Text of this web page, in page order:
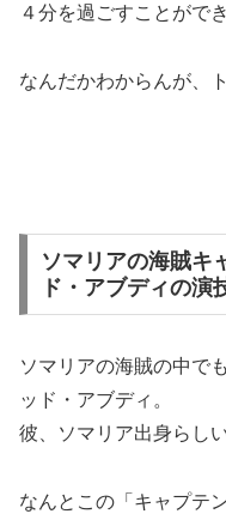
４分を過ごすことがで
なんだかわからんが、
ソマリアの海賊キ
ド・アブディの演
ソマリアの海賊の中で
ッド・アブディ。
彼、ソマリア出身らし
なんとこの「キャプテ